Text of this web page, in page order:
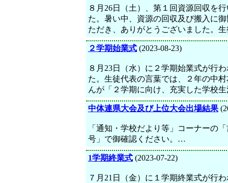
８月26日（土）、第１回資源回収を
た。暑い中、資源の回収及び搬入に
ただき、ありがとうございました。
２学期始業式 (2023-08-23)
８月23日（水）に２学期始業式が行
た。生徒代表の言葉では、２年の中
んが「２学期に向け、充実した学校
中体連県大会及び上位大会出場結果
「通知・学校だより等」コーナーの
号」で御確認ください。…
1学期終業式 (2023-07-22)
７月21日（金）に１学期終業式が行